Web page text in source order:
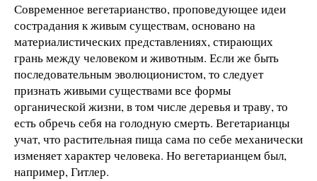
Современное вегетарианство, проповедующее идеи
сострадания к живым существам, основано на
материалистических представлениях, стирающих
грань между человеком и животным. Если же быть
последовательным эволюционистом, то следует
признать живыми существами все формы
органической жизни, в том числе деревья и траву, то
есть обречь себя на голодную смерть. Вегетарианцы
учат, что растительная пища сама по себе механически
изменяет характер человека. Но вегетарианцем был,
например, Гитлер.